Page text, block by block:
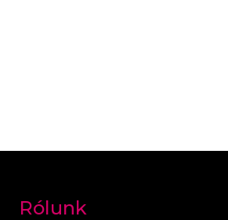
Rólunk